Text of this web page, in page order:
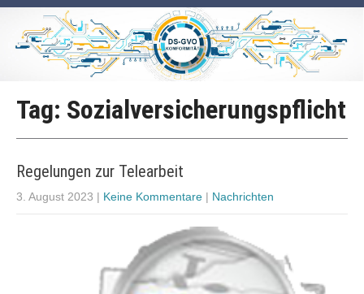
Tag: Sozialversicherungspflicht
Regelungen zur Telearbeit
3. August 2023 | Keine Kommentare | Nachrichten